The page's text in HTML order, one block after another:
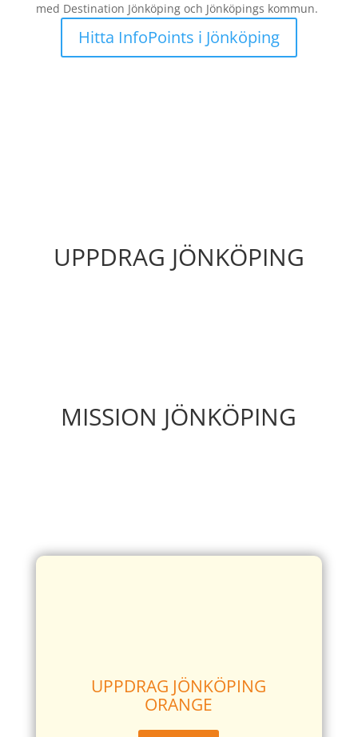
med Destination Jönköping och Jönköpings kommun.
Hitta InfoPoints i Jönköping
UPPDRAG JÖNKÖPING
MISSION JÖNKÖPING
UPPDRAG JÖNKÖPING
ORANGE